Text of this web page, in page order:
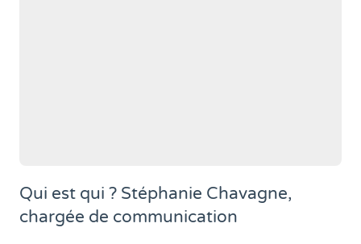
Qui est qui ? Stéphanie Chavagne,
chargée de communication